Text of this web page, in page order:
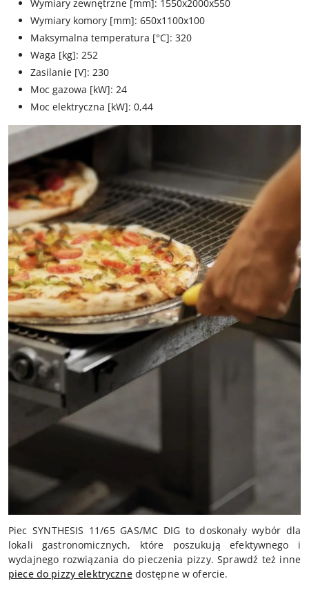
Wymiary zewnętrzne [mm]: 1550x2000x550
Wymiary komory [mm]: 650x1100x100
Maksymalna temperatura [°C]: 320
Waga [kg]: 252
Zasilanie [V]: 230
Moc gazowa [kW]: 24
Moc elektryczna [kW]: 0,44
Piec SYNTHESIS 11/65 GAS/MC DIG to doskonały wybór dla
lokali gastronomicznych, które poszukują efektywnego i
wydajnego rozwiązania do pieczenia pizzy. Sprawdź też inne
piece do pizzy elektrycznedostępne w ofercie.